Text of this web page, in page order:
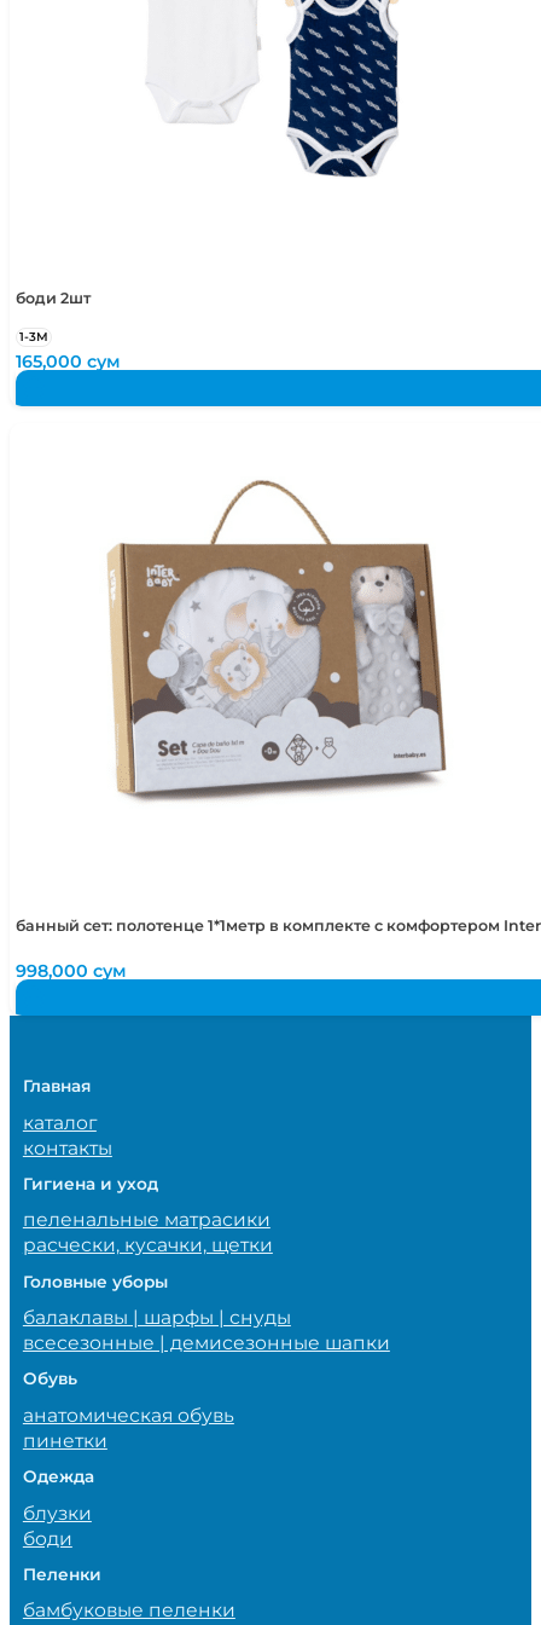
боди 2шт
1-3М
165,000сум
банный сет: полотенце 1*1метр в комплекте с комфортером
998,000сум
Главная
каталог
контакты
Гигиена и уход
пеленальные матрасики
расчески, кусачки, щетки
Головные уборы
балаклавы | шарфы | снуды
всесезонные | демисезонные шапки
Обувь
анатомическая обувь
пинетки
Одежда
блузки
боди
Пеленки
бамбуковые пеленки